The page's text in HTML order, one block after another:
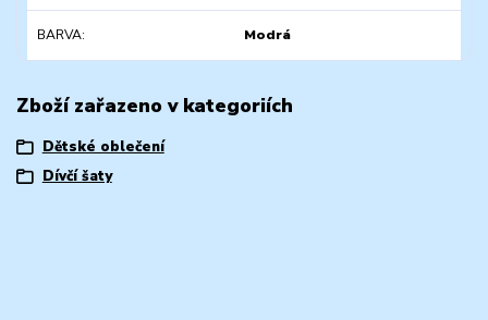
BARVA Modrá
Zboží zařazeno v kategoriích
Dětské oblečení
Dívčí šaty